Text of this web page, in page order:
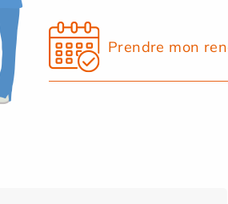
Prendre mon